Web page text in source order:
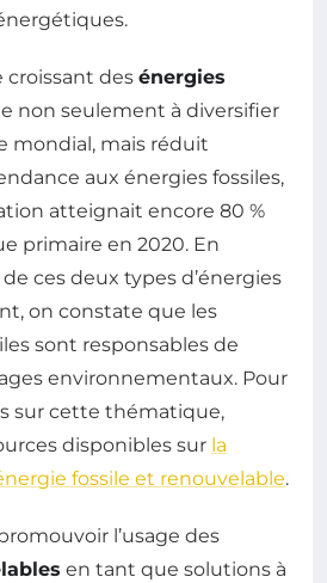
croissant des énergies
non seulement à diversifier
mondial, mais réduit
aux énergies fossiles,
atteignait encore 80 %
primaire en 2020. En
ces deux types d’énergies
on constate que les
sont responsables de
environnementaux. Pour
sur cette thématique,
disponibles sur la
fossile et renouvelable.
l’usage des
en tant que solutions à